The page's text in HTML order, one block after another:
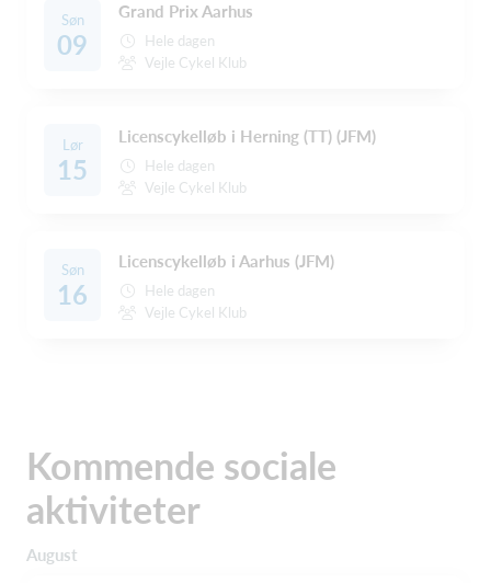
Søn
09
Grand Prix Aarhus
Hele dagen
Vejle Cykel Klub
Lør
15
Licenscykelløb i Herning (TT) (JFM)
Hele dagen
Vejle Cykel Klub
Søn
16
Licenscykelløb i Aarhus (JFM)
Hele dagen
Vejle Cykel Klub
Kommende sociale
aktiviteter
August